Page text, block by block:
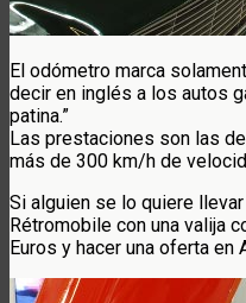
El odómetro marca
decir en inglés a los autos
patina.”
Las prestaciones son las
más de 300 km/h de
Si alguien se lo quiere
Rétromobile con una valija
Euros y hacer una oferta en